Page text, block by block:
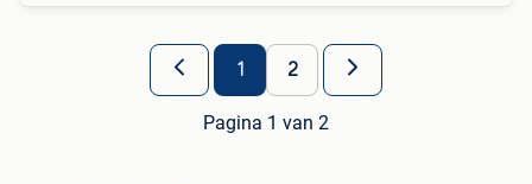
1 2
Pagina 1 van 2